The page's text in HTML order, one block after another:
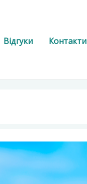
Відгуки Контакти